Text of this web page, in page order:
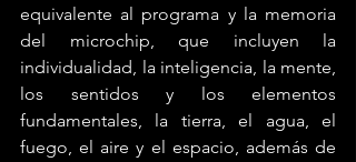
equivalente al programa y la memoria
del microchip, que incluyen la
individualidad, la inteligencia, la mente,
los sentidos y los elementos
fundamentales, la tierra, el agua, el
fuego, el aire y el espacio, además de